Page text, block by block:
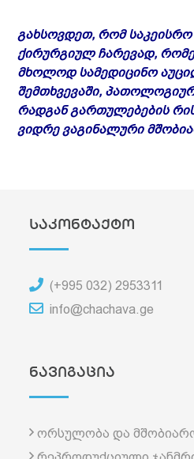
გახსოვდეთ, რომ საკეისრო
ქირურგიულ ჩარევად,
მხოლოდ სამედიცინო
შემთხვევაში,
რადგან გართულებების
ვიდრე ვაგინალური
საკონტაქტო
(+995 032) 2953311
info@chachava.ge
ნავიგაცია
ორსულობა და